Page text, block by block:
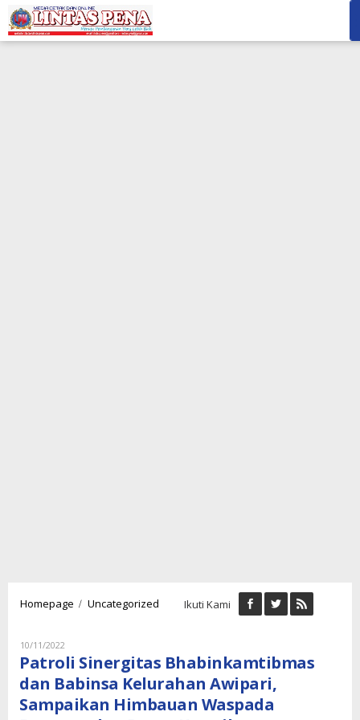
Homepage / Uncategorized Patroli
Babinsa
Kelurahan
Awipari,
Sampaikan
Ikuti Kami
10/11/2022
Lukman
Nugraha
Patroli Sinergitas Bhabinkamtibmas
dan Babinsa Kelurahan Awipari,
Sampaikan Himbauan Waspada